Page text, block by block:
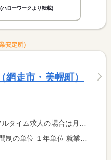
(ハローワークより転載)
安定所）
網走市・美幌町）
）、パート求人の場合は時間額を表示しています。